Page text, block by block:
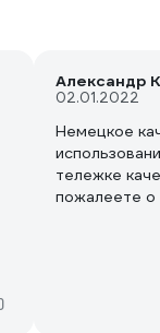
Александр
02.01.2022
Немецкое
тележке
пожалеете о